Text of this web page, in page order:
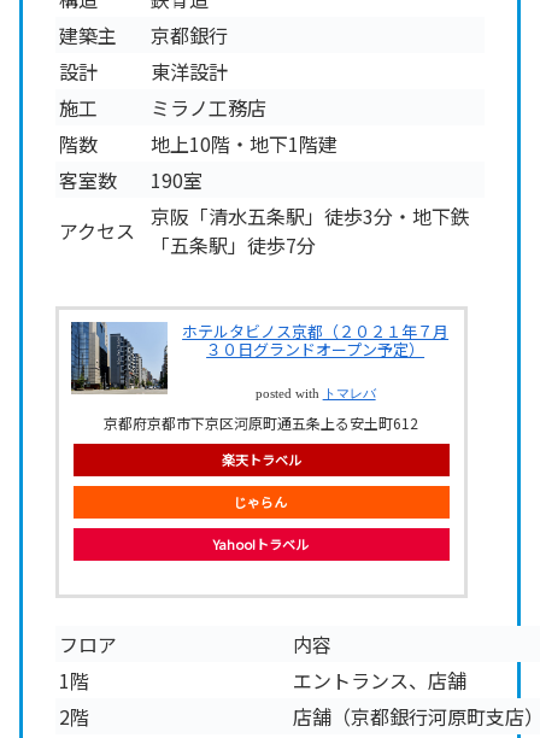
建築主
京都銀行
設計
東洋設計
施工
ミラノ工務店
階数
地上10階・地下1階建
客室数
190室
アクセス 京阪「清水五条駅」徒歩3分・地下鉄
「五条駅」徒歩7分
ホテルタビノス京都（２０２１年７月
３０日グランドオープン予定）
posted with トマレバ
京都府京都市下京区河原町通五条上る安土町612
楽天トラベル
じゃらん
Yahoo!トラベル
フロア
内容
1階
エントランス、店舗
2階
店舗（京都銀行河原町支店